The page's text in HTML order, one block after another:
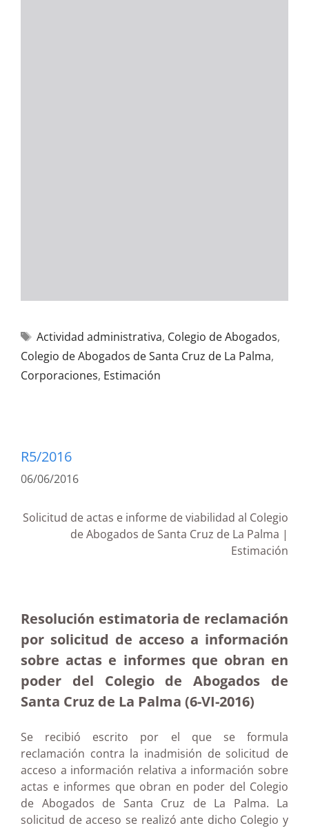
Actividad administrativa, Colegio de Abogados,
Colegio de Abogados de Santa Cruz de La Palma,
Corporaciones, Estimación
R5/2016
06/06/2016
Solicitud de actas e informe de viabilidad al Colegio
de Abogados de Santa Cruz de La Palma |
Estimación
Resolución estimatoria de reclamación
por solicitud de acceso a información
sobre actas e informes que obran en
poder del Colegio de Abogados de
Santa Cruz de La Palma (6-VI-2016)
Se recibió escrito por el que se formula
reclamación contra la inadmisión de solicitud de
acceso a información relativa a información sobre
actas e informes que obran en poder del Colegio
de Abogados de Santa Cruz de La Palma. La
solicitud de acceso se realizó ante dicho Colegio y